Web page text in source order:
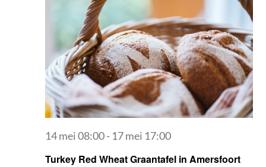
Turkey Red Wheat Graantafel in Amersfoort
14 mei 08:00- 17 mei 17:00